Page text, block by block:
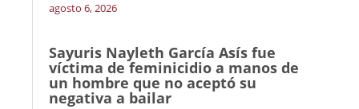
agosto 6, 2026
Sayuris Nayleth García Asís fue
víctima de feminicidio a manos de
un hombre que no aceptó su
negativa a bailar